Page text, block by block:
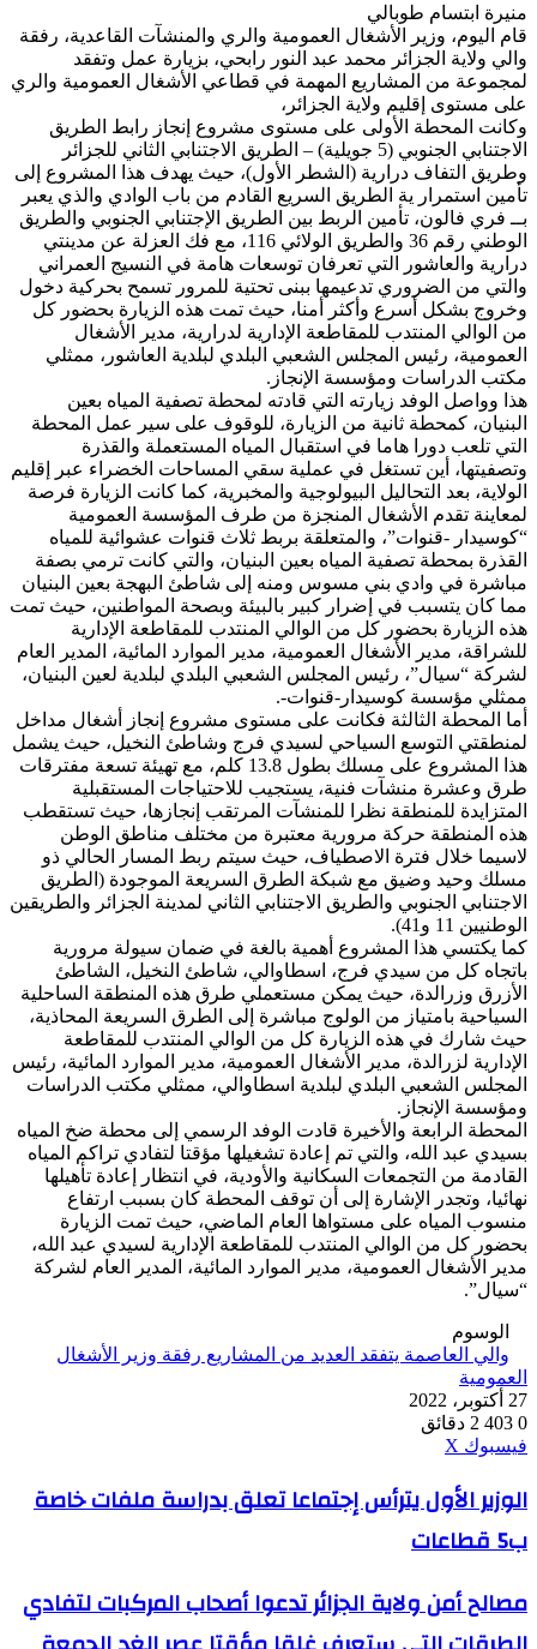
منيرة ابتسام طوبالي
قام اليوم، وزير الأشغال العمومية والري والمنشآت القاعدية، رفقة
والي ولاية الجزائر محمد عبد النور رابحي، بزيارة عمل وتفقد
لمجموعة من المشاريع المهمة في قطاعي الأشغال العمومية والري
على مستوى إقليم ولاية الجزائر،
وكانت المحطة الأولى على مستوى مشروع إنجاز رابط الطريق
الاجتنابي الجنوبي (5 جويلية) – الطريق الاجتنابي الثاني للجزائر
وطريق التفاف درارية (الشطر الأول)، حيث يهدف هذا المشروع إلى
تأمين استمرار ية الطريق السريع القادم من باب الوادي والذي يعبر
بــ فري فالون، تأمين الربط بين الطريق الإجتنابي الجنوبي والطريق
الوطني رقم 36 والطريق الولائي 116، مع فك العزلة عن مدينتي
درارية والعاشور التي تعرفان توسعات هامة في النسيج العمراني
والتي من الضروري تدعيمها ببنى تحتية للمرور تسمح بحركية دخول
وخروج بشكل أسرع وأكثر أمنا، حيث تمت هذه الزيارة بحضور كل
من الوالي المنتدب للمقاطعة الإدارية لدرارية، مدير الأشغال
العمومية، رئيس المجلس الشعبي البلدي لبلدية العاشور، ممثلي
مكتب الدراسات ومؤسسة الإنجاز.
هذا وواصل الوفد زيارته التي قادته لمحطة تصفية المياه بعين
البنيان، كمحطة ثانية من الزيارة، للوقوف على سير عمل المحطة
التي تلعب دورا هاما في استقبال المياه المستعملة والقذرة
وتصفيتها، أين تستغل في عملية سقي المساحات الخضراء عبر إقليم
الولاية، بعد التحاليل البيولوجية والمخبرية، كما كانت الزيارة فرصة
لمعاينة تقدم الأشغال المنجزة من طرف المؤسسة العمومية
“كوسيدار -قنوات”، والمتعلقة بربط ثلاث قنوات عشوائية للمياه
القذرة بمحطة تصفية المياه بعين البنيان، والتي كانت ترمي بصفة
مباشرة في وادي بني مسوس ومنه إلى شاطئ البهجة بعين البنيان
مما كان يتسبب في إضرار كبير بالبيئة وبصحة المواطنين، حيث تمت
هذه الزيارة بحضور كل من الوالي المنتدب للمقاطعة الإدارية
للشراقة، مدير الأشغال العمومية، مدير الموارد المائية، المدير العام
لشركة “سيال”، رئيس المجلس الشعبي البلدي لبلدية لعين البنيان،
ممثلي مؤسسة كوسيدار-قنوات-.
أما المحطة الثالثة فكانت على مستوى مشروع إنجاز أشغال مداخل
لمنطقتي التوسع السياحي لسيدي فرج وشاطئ النخيل، حيث يشمل
هذا المشروع على مسلك بطول 13.8 كلم، مع تهيئة تسعة مفترقات
طرق وعشرة منشآت فنية، يستجيب للاحتياجات المستقبلية
المتزايدة للمنطقة نظرا للمنشآت المرتقب إنجازها، حيث تستقطب
هذه المنطقة حركة مرورية معتبرة من مختلف مناطق الوطن
لاسيما خلال فترة الاصطياف، حيث سيتم ربط المسار الحالي ذو
مسلك وحيد وضيق مع شبكة الطرق السريعة الموجودة (الطريق
الاجتنابي الجنوبي والطريق الاجتنابي الثاني لمدينة الجزائر والطريقين
الوطنيين 11 و41).
كما يكتسي هذا المشروع أهمية بالغة في ضمان سيولة مرورية
باتجاه كل من سيدي فرج، اسطاوالي، شاطئ النخيل، الشاطئ
الأزرق وزرالدة، حيث يمكن مستعملي طرق هذه المنطقة الساحلية
السياحية بامتياز من الولوج مباشرة إلى الطرق السريعة المحاذية،
حيث شارك في هذه الزيارة كل من الوالي المنتدب للمقاطعة
الإدارية لزرالدة، مدير الأشغال العمومية، مدير الموارد المائية، رئيس
المجلس الشعبي البلدي لبلدية اسطاوالي، ممثلي مكتب الدراسات
ومؤسسة الإنجاز.
المحطة الرابعة والأخيرة قادت الوفد الرسمي إلى محطة ضخ المياه
بسيدي عبد الله، والتي تم إعادة تشغيلها مؤقتا لتفادي تراكم المياه
القادمة من التجمعات السكانية والأودية، في انتظار إعادة تأهيلها
نهائيا، وتجدر الإشارة إلى أن توقف المحطة كان بسبب ارتفاع
منسوب المياه على مستواها العام الماضي، حيث تمت الزيارة
بحضور كل من الوالي المنتدب للمقاطعة الإدارية لسيدي عبد الله،
مدير الأشغال العمومية، مدير الموارد المائية، المدير العام لشركة
“سيال”.
الوسوم
والي العاصمة يتفقد العديد من المشاريع رفقة وزير الأشغال
العمومية
27 أكتوبر، 2022
0
2 دقائق
فيسبوك ‫X
الوزير
الأول
يترأس
إجتماعا
بدراسة
الوزير الأول يترأس إجتماعا تعلق بدراسة ملفات خاصة
ب5 قطاعات
مصالح
أمن
ولاية
مصالح أمن ولاية الجزائر تدعوا أصحاب المركبات لتفادي